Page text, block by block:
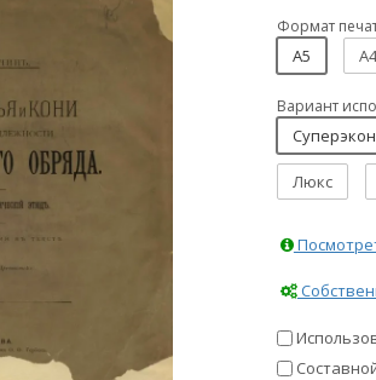
Формат
A5 A4
Вариант
Люкс